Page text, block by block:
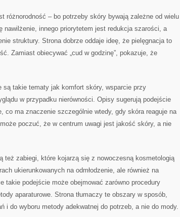
różnorodność – bo potrzeby skóry bywają zależne od wielu
nawilżenie, innego priorytetem jest redukcja szarości, a
struktury. Strona dobrze oddaje ideę, że pielęgnacja to
Zamiast obiecywać „cud w godzinę”, pokazuje, że
są takie tematy jak komfort skóry, wsparcie przy
w przypadku nierówności. Opisy sugerują podejście
co ma znaczenie szczególnie wtedy, gdy skóra reaguje na
poczuć, że w centrum uwagi jest jakość skóry, a nie
też zabiegi, które kojarzą się z nowoczesną kosmetologią
ukierunkowanych na odmłodzenie, ale również na
takie podejście może obejmować zarówno procedury
aparaturowe. Strona tłumaczy te obszary w sposób,
i do wyboru metody adekwatnej do potrzeb, a nie do mody.